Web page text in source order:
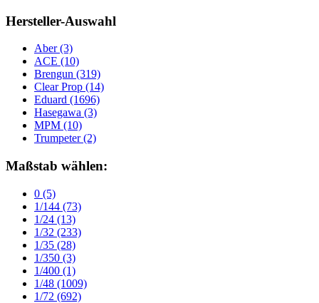
Hersteller-Auswahl
Aber(3)
ACE (10)
Brengun (319)
Clear Prop (14)
Eduard (1696)
Hasegawa (3)
MPM (10)
Trumpeter(2)
Maßstab wählen:
0 (5)
1/144 (73)
1/24 (13)
1/32 (233)
1/35 (28)
1/350 (3)
1/400 (1)
1/48 (1009)
1/72 (692)